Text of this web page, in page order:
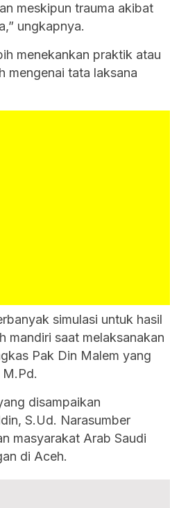
meskipun trauma akibat
ungkapnya.
menekankan praktik atau
mengenai tata laksana
simulasi untuk hasil
mandiri saat melaksanakan
Pak Din Malem yang
M.Pd.
disampaikan
S.Ud. Narasumber
masyarakat Arab Saudi
di Aceh.